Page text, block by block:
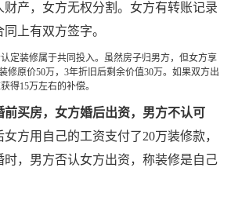
财产，女方无权分割。女方有转账记录
上有双方签字。
定装修属于共同投入。虽然房子归男方，但女方享
修原价50万，3年折旧后剩余价值30万。如果双方出
得15万左右的补偿。
前买房，女方婚后出资，男方不认可
方用自己的工资支付了20万装修款，
时，男方否认女方出资，称装修是自己